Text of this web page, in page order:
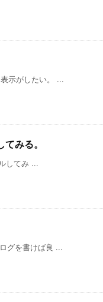
示がしたい。 ...
みる。
してみ ...
グを書けば良 ...